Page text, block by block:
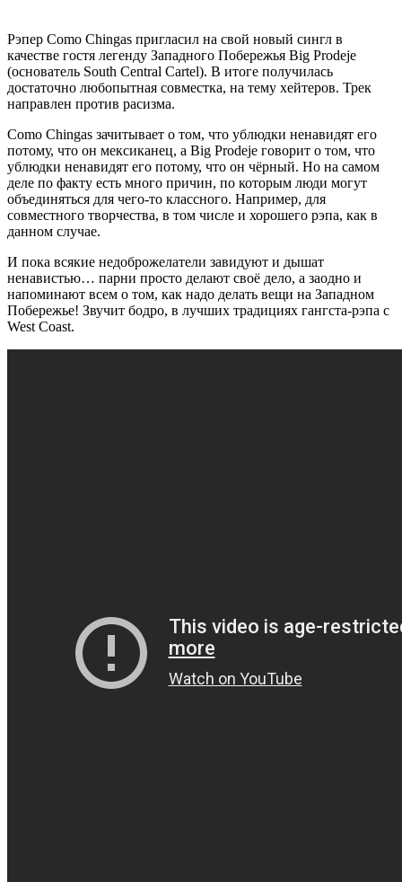
Рэпер Como Chingas пригласил на свой новый сингл в
качестве гостя легенду Западного Побережья Big Prodeje
(основатель South Central Cartel). В итоге получилась
достаточно любопытная совместка, на тему хейтеров. Трек
направлен против расизма.
Como Chingas зачитывает о том, что ублюдки ненавидят его
потому, что он мексиканец, а Big Prodeje говорит о том, что
ублюдки ненавидят его потому, что он чёрный. Но на самом
деле по факту есть много причин, по которым люди могут
объединяться для чего-то классного. Например, для
совместного творчества, в том числе и хорошего рэпа, как в
данном случае.
И пока всякие недоброжелатели завидуют и дышат
ненавистью… парни просто делают своё дело, а заодно и
напоминают всем о том, как надо делать вещи на Западном
Побережье! Звучит бодро, в лучших традициях гангста-рэпа с
West Coast.